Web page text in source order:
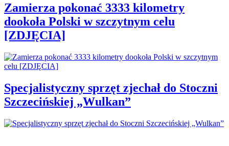
Zamierza pokonać 3333 kilometry
dookoła Polski w szczytnym celu
[ZDJĘCIA]
Specjalistyczny sprzęt zjechał do Stoczni
Szczecińskiej „Wulkan”